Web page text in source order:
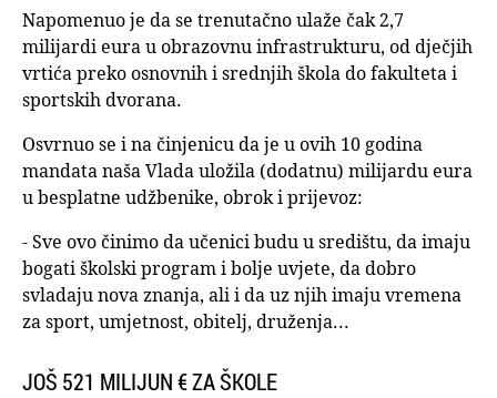
Napomenuo je da se trenutačno ulaže čak 2,7
milijardi eura u obrazovnu infrastrukturu, od dječjih
vrtića preko osnovnih i srednjih škola do fakulteta i
sportskih dvorana.
Osvrnuo se i na činjenicu da je u ovih 10 godina
mandata naša Vlada uložila (dodatnu) milijardu eura
u besplatne udžbenike, obrok i prijevoz:
- Sve ovo činimo da učenici budu u središtu, da imaju
bogati školski program i bolje uvjete, da dobro
svladaju nova znanja, ali i da uz njih imaju vremena
za sport, umjetnost, obitelj, druženja...
JOŠ 521 MILIJUN € ZA ŠKOLE